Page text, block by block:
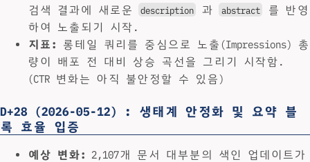
검색 결과에 새로운
description 과 abstract
를 반영
하여 노출되기 시작.
지표:
롱테일 쿼리를 중심으로 노출(Impressions) 총
량이 배포 전 대비 상승 곡선을 그리기 시작함.
(CTR 변화는 아직 불안정할 수 있음)
D+28 (2026-05-12) : 생태계 안정화 및 요약 블
록 효율 입증
예상 변화: 2,107개 문서 대부분의 색인 업데이트가